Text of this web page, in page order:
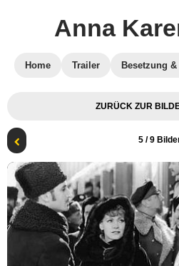
Anna
Home Trailer Besetzung
ZURÜCK ZUR
5 / 9